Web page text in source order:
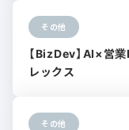
その他
【BizDev】AI×営
レックス
その他